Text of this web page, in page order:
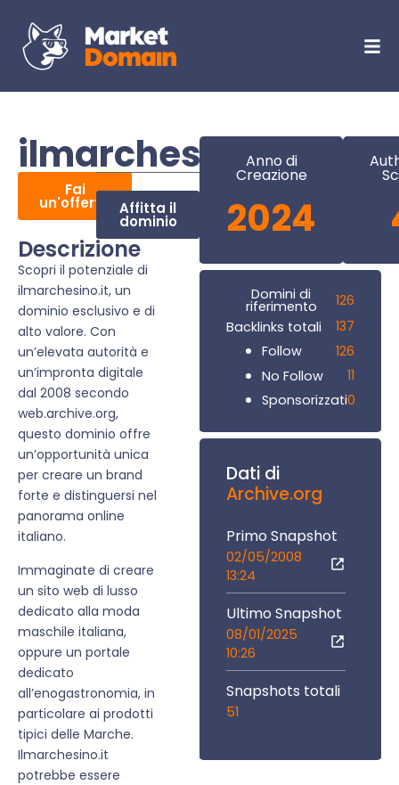
ilmarchesino.it
Fai
un'offerta Affitta il
dominio
Descrizione
Scopri il potenziale di
ilmarchesino.it, un
dominio esclusivo e di
alto valore. Con
un’elevata autorità e
un’impronta digitale
dal 2008 secondo
web.archive.org,
questo dominio offre
un’opportunità unica
per creare un brand
forte e distinguersi nel
panorama online
italiano.
Immaginate di creare
un sito web di lusso
dedicato alla moda
maschile italiana,
oppure un portale
dedicato
all’enogastronomia, in
particolare ai prodotti
tipici delle Marche.
Ilmarchesino.it
potrebbe essere
Anno di
Creazione
2024
Domini di
riferimento
126
Backlinks totali
137
Follow
126
No Follow
11
Sponsorizzati0
Dati di
Archive.org
Primo Snapshot
02/05/2008
13:24
Ultimo Snapshot
08/01/2025
10:26
Snapshots totali
51